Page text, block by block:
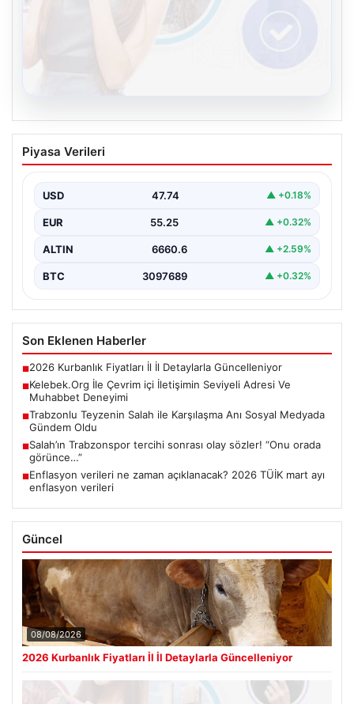
Kelebek.Org İle Çevrim içi İletişimin
Seviyeli Adresi Ve Muhabbet Deneyimi
oluşturması kritik bir değer ifade etmektedir. Halen…
Piyasa Verileri
USD 47.74 ▲ +0.18%
EUR 55.25 ▲ +0.32%
ALTIN 6660.6 ▲ +2.59%
BTC 3097689 ▲ +0.32%
Son Eklenen Haberler
■2026 Kurbanlık Fiyatları İl İl Detaylarla Güncelleniyor
■Kelebek.Org İle Çevrim içi İletişimin Seviyeli Adresi Ve
Muhabbet Deneyimi
■Trabzonlu Teyzenin Salah ile Karşılaşma Anı Sosyal Medyada
Gündem Oldu
■Salah’ın Trabzonspor tercihi sonrası olay sözler! “Onu orada
görünce…”
■Enflasyon verileri ne zaman açıklanacak? 2026 TÜİK mart ayı
enflasyon verileri
Güncel
08/08/2026
2026 Kurbanlık Fiyatları İl İl Detaylarla Güncelleniyor